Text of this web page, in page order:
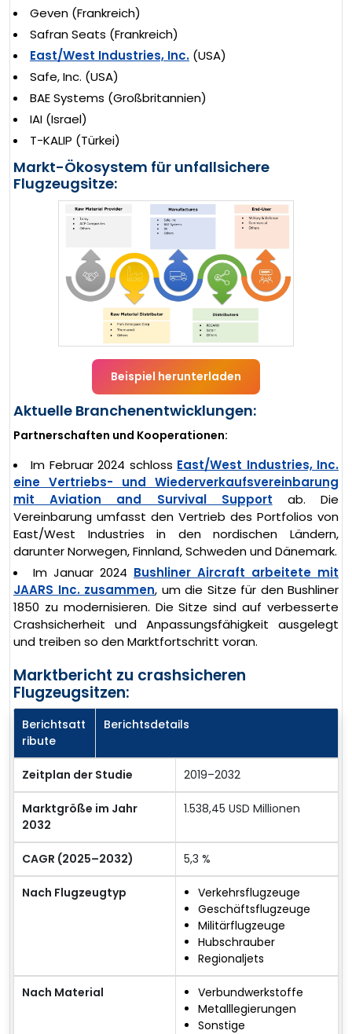
Geven (Frankreich)
Safran Seats (Frankreich)
East/West Industries, Inc. (USA)
Safe, Inc. (USA)
BAE Systems (Großbritannien)
IAI (Israel)
T-KALIP (Türkei)
Markt-Ökosystem für unfallsichere
Flugzeugsitze:
Beispiel herunterladen
Aktuelle Branchenentwicklungen:
Partnerschaften und Kooperationen:
Im Februar 2024 schloss East/West Industries, Inc.
eine Vertriebs- und Wiederverkaufsvereinbarung
mit Aviation and Survival Support ab. Die
Vereinbarung umfasst den Vertrieb des Portfolios von
East/West Industries in den nordischen Ländern,
darunter Norwegen, Finnland, Schweden und Dänemark.
Im Januar 2024 Bushliner Aircraft arbeitete mit
JAARS Inc. zusammen, um die Sitze für den Bushliner
1850 zu modernisieren. Die Sitze sind auf verbesserte
Crashsicherheit und Anpassungsfähigkeit ausgelegt
und treiben so den Marktfortschritt voran.
Marktbericht zu crashsicheren
Flugzeugsitzen:
Berichtsatt
ribute
Berichtsdetails
Zeitplan der Studie 2019–2032
Marktgröße im Jahr
2032
1.538,45 USD Millionen
CAGR (2025–2032) 5,3 %
Nach Flugzeugtyp
Verkehrsflugzeuge
Geschäftsflugzeuge
Militärflugzeuge
Hubschrauber
Regionaljets
Nach Material
Verbundwerkstoffe
Metalllegierungen
Sonstige